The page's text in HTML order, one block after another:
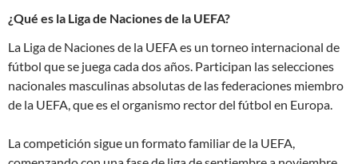
¿Qué es la Liga de Naciones de la UEFA?
La Liga de Naciones de la UEFA es un torneo internacional de
fútbol que se juega cada dos años. Participan las selecciones
nacionales masculinas absolutas de las federaciones miembro
de la UEFA, que es el organismo rector del fútbol en Europa.
La competición sigue un formato familiar de la UEFA,